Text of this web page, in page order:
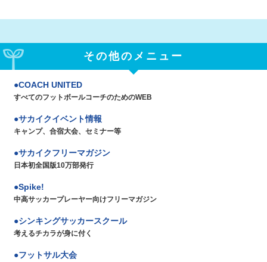
その他のメニュー
COACH UNITED
すべてのフットボールコーチのためのWEB
サカイクイベント情報
キャンプ、合宿大会、セミナー等
サカイクフリーマガジン
日本初全国版10万部発行
Spike!
中高サッカープレーヤー向けフリーマガジン
シンキングサッカースクール
考えるチカラが身に付く
フットサル大会